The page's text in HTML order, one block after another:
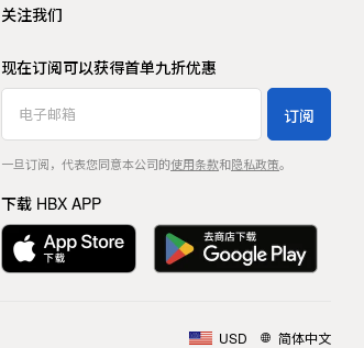
关注我们
现在订阅可以获得首单九折优惠
订阅
一旦订阅，代表您同意本公司的使用条款和隐私政策。
下载 HBX APP
USD 简体中文